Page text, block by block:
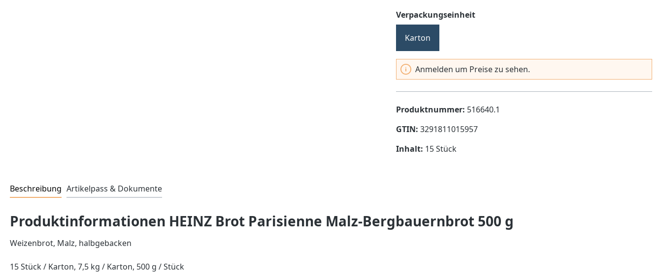
Verpackungseinheitauswählen
Karton
Anmelden um Preise zu sehen.
Produktnummer: 516640.1
GTIN: 3291811015957
Inhalt: 15 Stück
Beschreibung Artikelpass & Dokumente
Produktinformationen HEINZ Brot Parisienne Malz-Bergbauernbrot 500 g
Weizenbrot, Malz, halbgebacken
15 Stück / Karton, 7,5 kg / Karton, 500 g / Stück